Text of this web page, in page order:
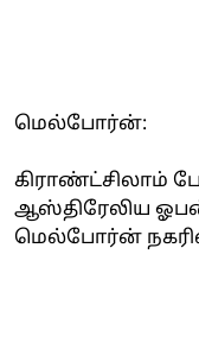
மெல்போர்ன்:
கிராண்ட்சிலாம்
ஆஸ்திரேலிய
மெல்போர்ன்